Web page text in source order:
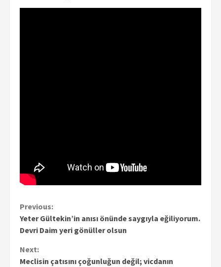
Continue
Reading
Previous:
Yeter Gültekin’in anısı önünde saygıyla eğiliyorum.
Devri Daim yeri gönüller olsun
Next:
Meclisin çatısını çoğunluğun değil; vicdanın